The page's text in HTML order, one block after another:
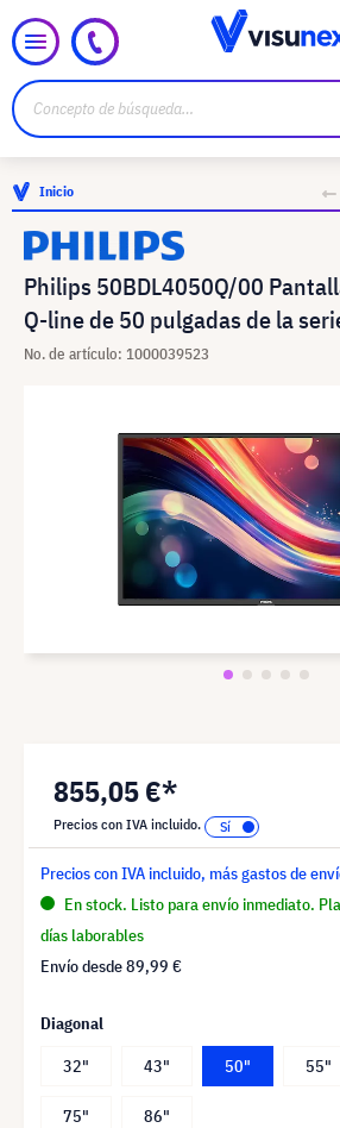
Inicio
Philips 50BDL4050Q/00
Q-line de 50 pulgadas de la
No. de artículo: 1000039523
855,05 €*
Precios con IVA incluido.
Precios con IVA incluido, más gastos de
En stock. Listo para envío inmediato.
días laborables
Envío desde89,99 €
Diagonal
32"
43" 50" 55"
75" 86"